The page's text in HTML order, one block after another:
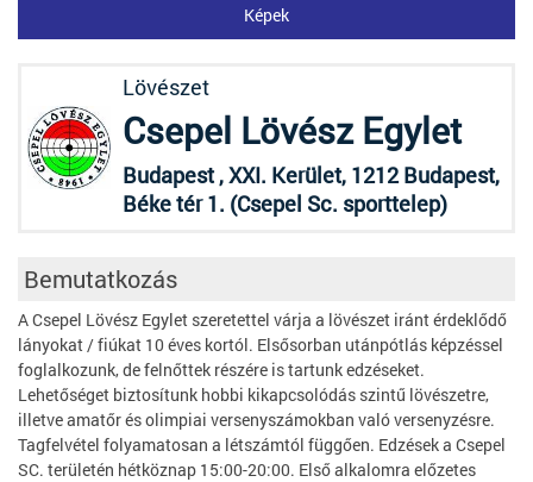
Képek
Lövészet
Csepel Lövész Egylet
Budapest , XXI. Kerület, 1212 Budapest,
Béke tér 1. (Csepel Sc. sporttelep)
Bemutatkozás
A Csepel Lövész Egylet szeretettel várja a lövészet iránt érdeklődő
lányokat / fiúkat 10 éves kortól. Elsősorban utánpótlás képzéssel
foglalkozunk, de felnőttek részére is tartunk edzéseket.
Lehetőséget biztosítunk hobbi kikapcsolódás szintű lövészetre,
illetve amatőr és olimpiai versenyszámokban való versenyzésre.
Tagfelvétel folyamatosan a létszámtól függően. Edzések a Csepel
SC. területén hétköznap 15:00-20:00. Első alkalomra előzetes